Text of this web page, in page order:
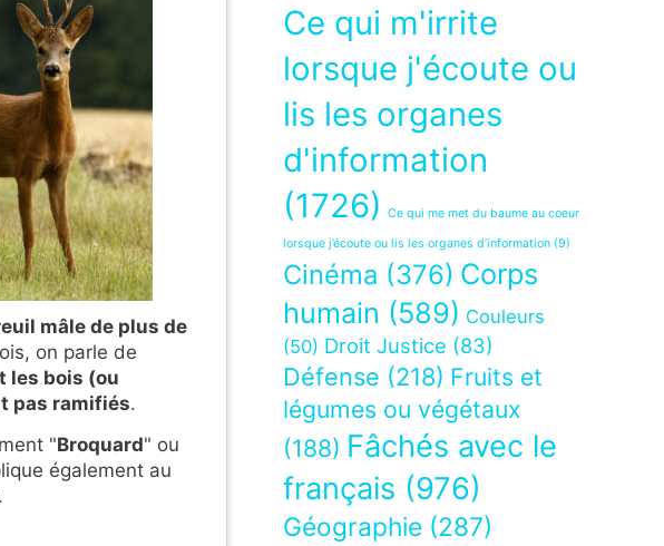
mâle de plus de
on parle de
les bois (ou
pas ramifiés.
"Broquard" ou
également au
Ce qui m'irrite
lorsque j'écoute ou
lis les organes
d'information
(1726)
Ce qui me met du baume au coeur
lorsque j’écoute ou lis les organes d’information (9)
Cinéma (376) Corps
humain (589) Couleurs
(50) Droit Justice (83)
Défense (218) Fruits et
légumes ou végétaux
(188) Fâchés avec le
français (976)
Géographie (287)